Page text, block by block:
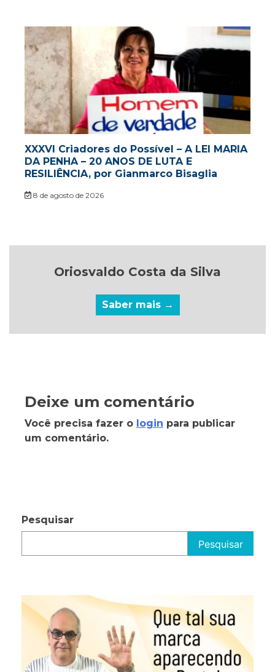
XXXVI Criadores do Possível – A LEI MARIA
DA PENHA – 20 ANOS DE LUTA E
RESILIÊNCIA, por Gianmarco Bisaglia
8 de agosto de 2026
Oriosvaldo Costa da Silva
Saber mais →
Deixe um comentário
Você precisa fazer o login para publicar
um comentário.
Pesquisar
Pesquisar